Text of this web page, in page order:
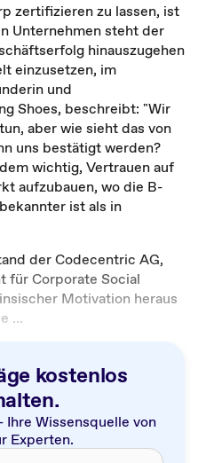
zertifizieren zu lassen, ist
Unternehmen steht der
hinauszugehen
einzusetzen, im
und
Shoes, beschreibt: "Wir
aber wie sieht das von
uns bestätigt werden?
wichtig, Vertrauen auf
aufzubauen, wo die B-
ist als in
der Codecentric AG,
für Corporate Social
Motivation heraus
...
kostenlos
Ihre Wissensquelle von
Experten.